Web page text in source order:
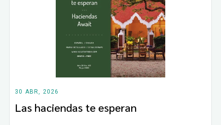
30 ABR, 2026
Las haciendas te esperan